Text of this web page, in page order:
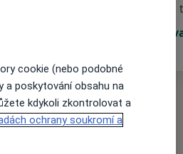
termínu na
cookie (nebo podobné
a poskytování obsahu na
kdykoli zkontrolovat a
ochrany soukromí a